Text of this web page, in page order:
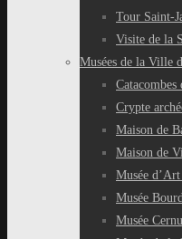
Tour Saint-
Visite de la
Musées de la Ville
Catacombes
Crypte
Maison de
Maison de
Musée
Musée
Musée